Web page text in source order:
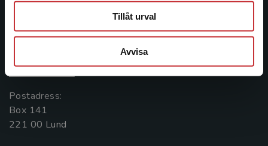
Tillåt urval
Avvisa
046-31 20 00
Postadress:
Box 141
221 00 Lund